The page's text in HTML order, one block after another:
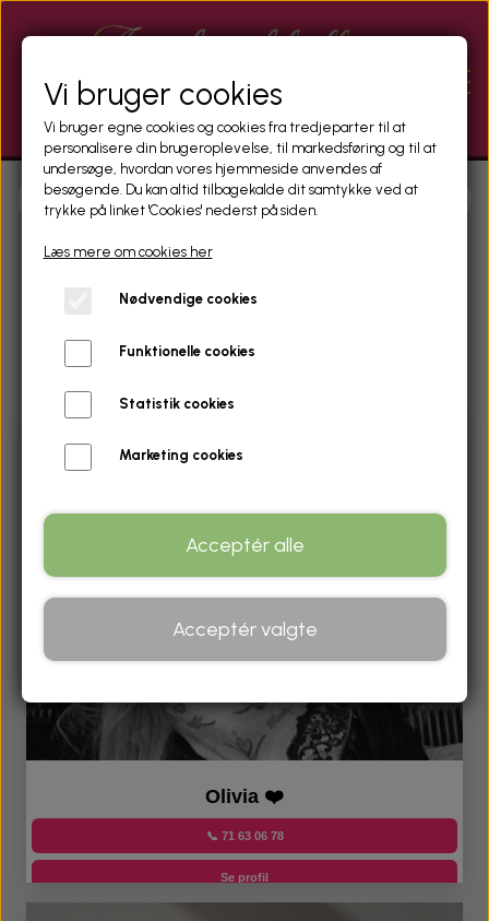
KLINIKKER
ANNONCÉR HER
Olivia ❤️
📞 71 63 06 78
Se profil
Vi bruger cookies
Vi bruger egne cookies og cookies fra tredjeparter til at
personalisere din brugeroplevelse, til markedsføring og til at
undersøge, hvordan vores hjemmeside anvendes af
besøgende. Du kan altid tilbagekalde dit samtykke ved at
trykke på linket 'Cookies' nederst på siden.
Læs mere om cookies her
Nødvendige cookies
Funktionelle cookies
Statistik cookies
Marketing cookies
Acceptér alle
Acceptér valgte